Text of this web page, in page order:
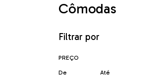
Cômodas
Filtrar por
PREÇO
De Até